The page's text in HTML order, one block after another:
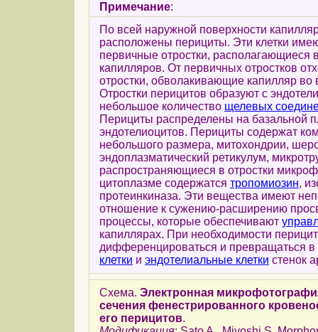
Примечание:
По всей наружной поверхности
расположены перициты. Эти клетки
первичные отростки, располагающиеся
капилляров. От первичных отростков
отростки, обволакивающие капилляр во
Отростки перицитов образуют с
небольшое количество щелевых
Перициты распределены на базальной
эндотелиоцитов. Перициты содержат
небольшого размера, митохондрии,
эндоплазматический ретикулум,
распространяющиеся в отростки
цитоплазме содержатся тропомиозин,
протеинкиназа. Эти вещества имеют
отношение к сужению-расширению
процессы, которые обеспечивают
капиллярах. При необходимости
дифференцироваться и превращаться в
клетки и эндотелиальные клетки стенок
Схема. Электронная
сечения фенестрированного
его перицитов.